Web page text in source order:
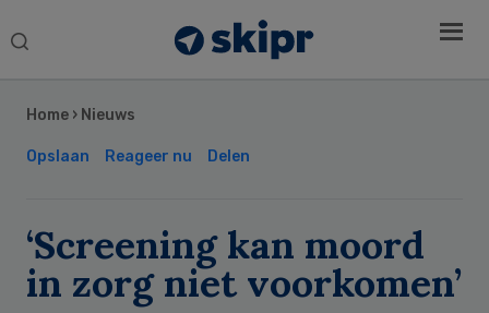
Search
Home › Nieuws
Opslaan Reageer nu Delen
‘Screening kan moord
in zorg niet voorkomen’
Sidebar